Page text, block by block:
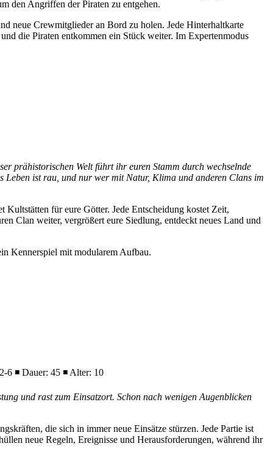
den Angriffen der Piraten zu entgehen.
neue Crewmitglieder an Bord zu holen. Jede Hinterhaltkarte
die Piraten entkommen ein Stück weiter. Im Expertenmodus
prähistorischen Welt führt ihr euren Stamm durch wechselnde
Leben ist rau, und nur wer mit Natur, Klima und anderen Clans im
für eure Götter. Jede Entscheidung kostet Zeit,
Clan weiter, vergrößert eure Siedlung, entdeckt neues Land und
Kennerspiel mit modularem Aufbau.
◾ Dauer: 45 ◾ Alter: 10
und rast zum Einsatzort. Schon nach wenigen Augenblicken
die sich in immer neue Einsätze stürzen. Jede Partie ist
neue Regeln, Ereignisse und Herausforderungen, während ihr